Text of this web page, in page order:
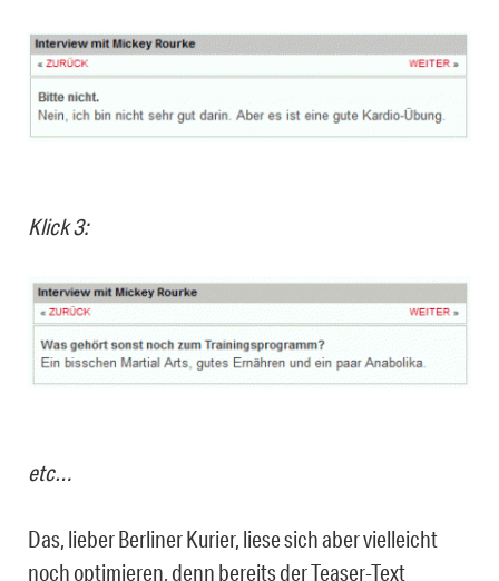
Klick 3:
etc…
Das, lieber Berliner Kurier, liese sich aber vielleicht
noch optimieren, denn bereits der Teaser-Text